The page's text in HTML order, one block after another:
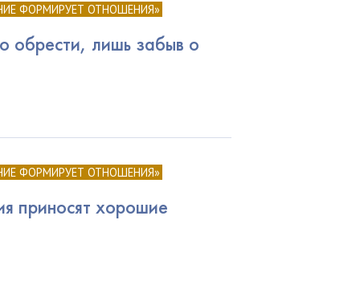
ФОРМИРУЕТ ОТНОШЕНИЯ»
обрести, лишь забыв о
ФОРМИРУЕТ ОТНОШЕНИЯ»
приносят хорошие